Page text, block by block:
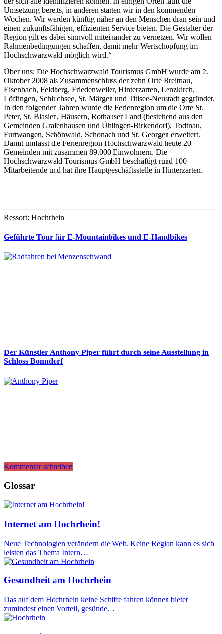
Umsetzung bereits, in anderen starten wir in den kommenden
Wochen. Wir werden künftig näher an den Menschen dran sein und
einen zukunftsfähigen, effizienten Service bieten. Die Gestalter der
Region gilt es dabei sinnvoll miteinander zu vernetzen. Wir wollen
Rahmenbedingungen schaffen, damit mehr Wertschöpfung im
Hochschwarzwald möglich wird.“
Über uns: Die Hochschwarzwald Tourismus GmbH wurde am 2.
Oktober 2008 als Zusammenschluss der zehn Orte Breitnau,
Eisenbach, Feldberg, Friedenweiler, Hinterzarten, Lenzkirch,
Löffingen, Schluchsee, St. Märgen und Titisee-Neustadt gegründet.
In den folgenden Jahren wurde die Ferienregion um die Orte St.
Peter, St. Blasien, Häusern, Rothauser Land (bestehend aus den
Gemeinden Grafenhausen und Ühlingen-Birkendorf), Todtnau,
Furtwangen, Schönwald, Schonach und St. Georgen erweitert.
Damit umfasst die Ferienregion Hochschwarzwald heute 20
Gemeinden mit zusammen 89.000 Einwohnern. Die
Hochschwarzwald Tourismus GmbH beschäftigt rund 100
Mitarbeitende und hat ihre Hauptgeschäftsstelle in Hinterzarten.
Ressort: Hochrhein
Geführte Tour für E-Mountainbikes und E-Handbikes
Der Künstler Anthony Piper führt durch seine Ausstellung in
Schloss Bonndorf
Kommentar schreiben
Glossar
Internet am Hochrhein!
Neue Technologien verändern die Welt. Keine Region kann es sich
leisten das Thema Intern…
Gesundheit am Hochrhein
Das auf dem Hochrhein keine Schiffe fahren können bietet
zumindest einen Vorteil, gesünde…